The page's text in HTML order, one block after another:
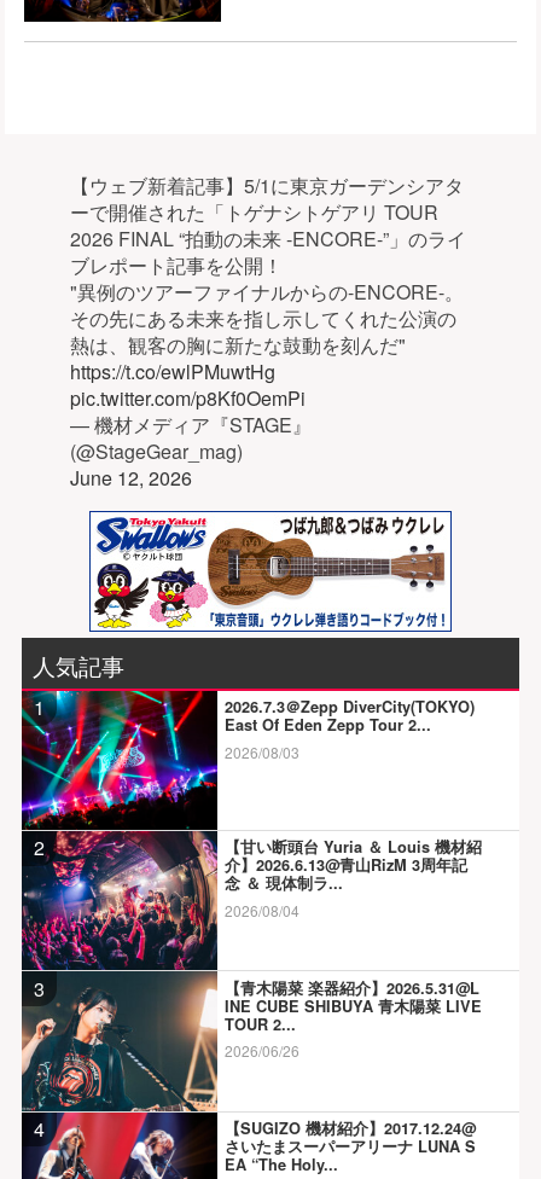
【ウェブ新着記事】5/1に東京ガーデンシアタ
ーで開催された「トゲナシトゲアリ TOUR
2026 FINAL “拍動の未来 -ENCORE-”」のライ
ブレポート記事を公開！
"異例のツアーファイナルからの-ENCORE-。
その先にある未来を指し示してくれた公演の
熱は、観客の胸に新たな鼓動を刻んだ"
https://t.co/ewlPMuwtHg
pic.twitter.com/p8Kf0OemPi
— 機材メディア『STAGE』
(@StageGear_mag)
June 12, 2026
人気記事
1
2026.7.3＠Zepp DiverCity(TOKYO)
East Of Eden Zepp Tour 2...
2026/08/03
2
【甘い断頭台 Yuria ＆ Louis 機材紹
介】2026.6.13@青山RizM 3周年記
念 ＆ 現体制ラ...
2026/08/04
3
【青木陽菜 楽器紹介】2026.5.31@L
INE CUBE SHIBUYA 青木陽菜 LIVE
TOUR 2...
2026/06/26
4
【SUGIZO 機材紹介】2017.12.24@
さいたまスーパーアリーナ LUNA S
EA “The Holy...